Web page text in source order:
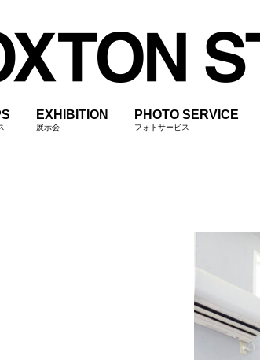
EXHIBITION
展示会
PHOTO SERVICE
フォトサービス